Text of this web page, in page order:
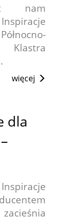
nam
więcej
dla